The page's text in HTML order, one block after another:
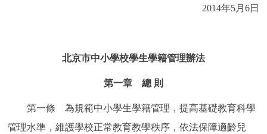
人文北京
한국어 日本語
2014年5月6日
北京市中小學校學生學籍管理辦法
第一章 總 則
第一條 為規範中小學生學籍管理，提高基礎教育科學
管理水準，維護學校正常教育教學秩序，依法保障適齡兒